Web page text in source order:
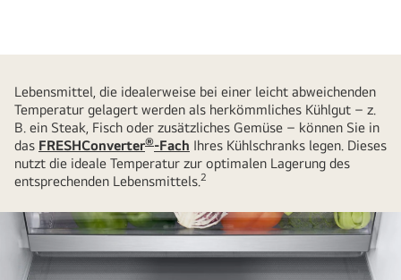
der
LG
InstaView
DoorCooling+
Technologie
die
Lagerung
Lebensmittel, die idealerweise bei einer leicht abweichenden
Temperatur gelagert werden als herkömmliches Kühlgut – z.
B. ein Steak, Fisch oder zusätzliches Gemüse – können Sie in
das FRESHConverter®-Fach Ihres Kühlschranks legen. Dieses
nutzt die ideale Temperatur zur optimalen Lagerung des
entsprechenden Lebensmittels.2